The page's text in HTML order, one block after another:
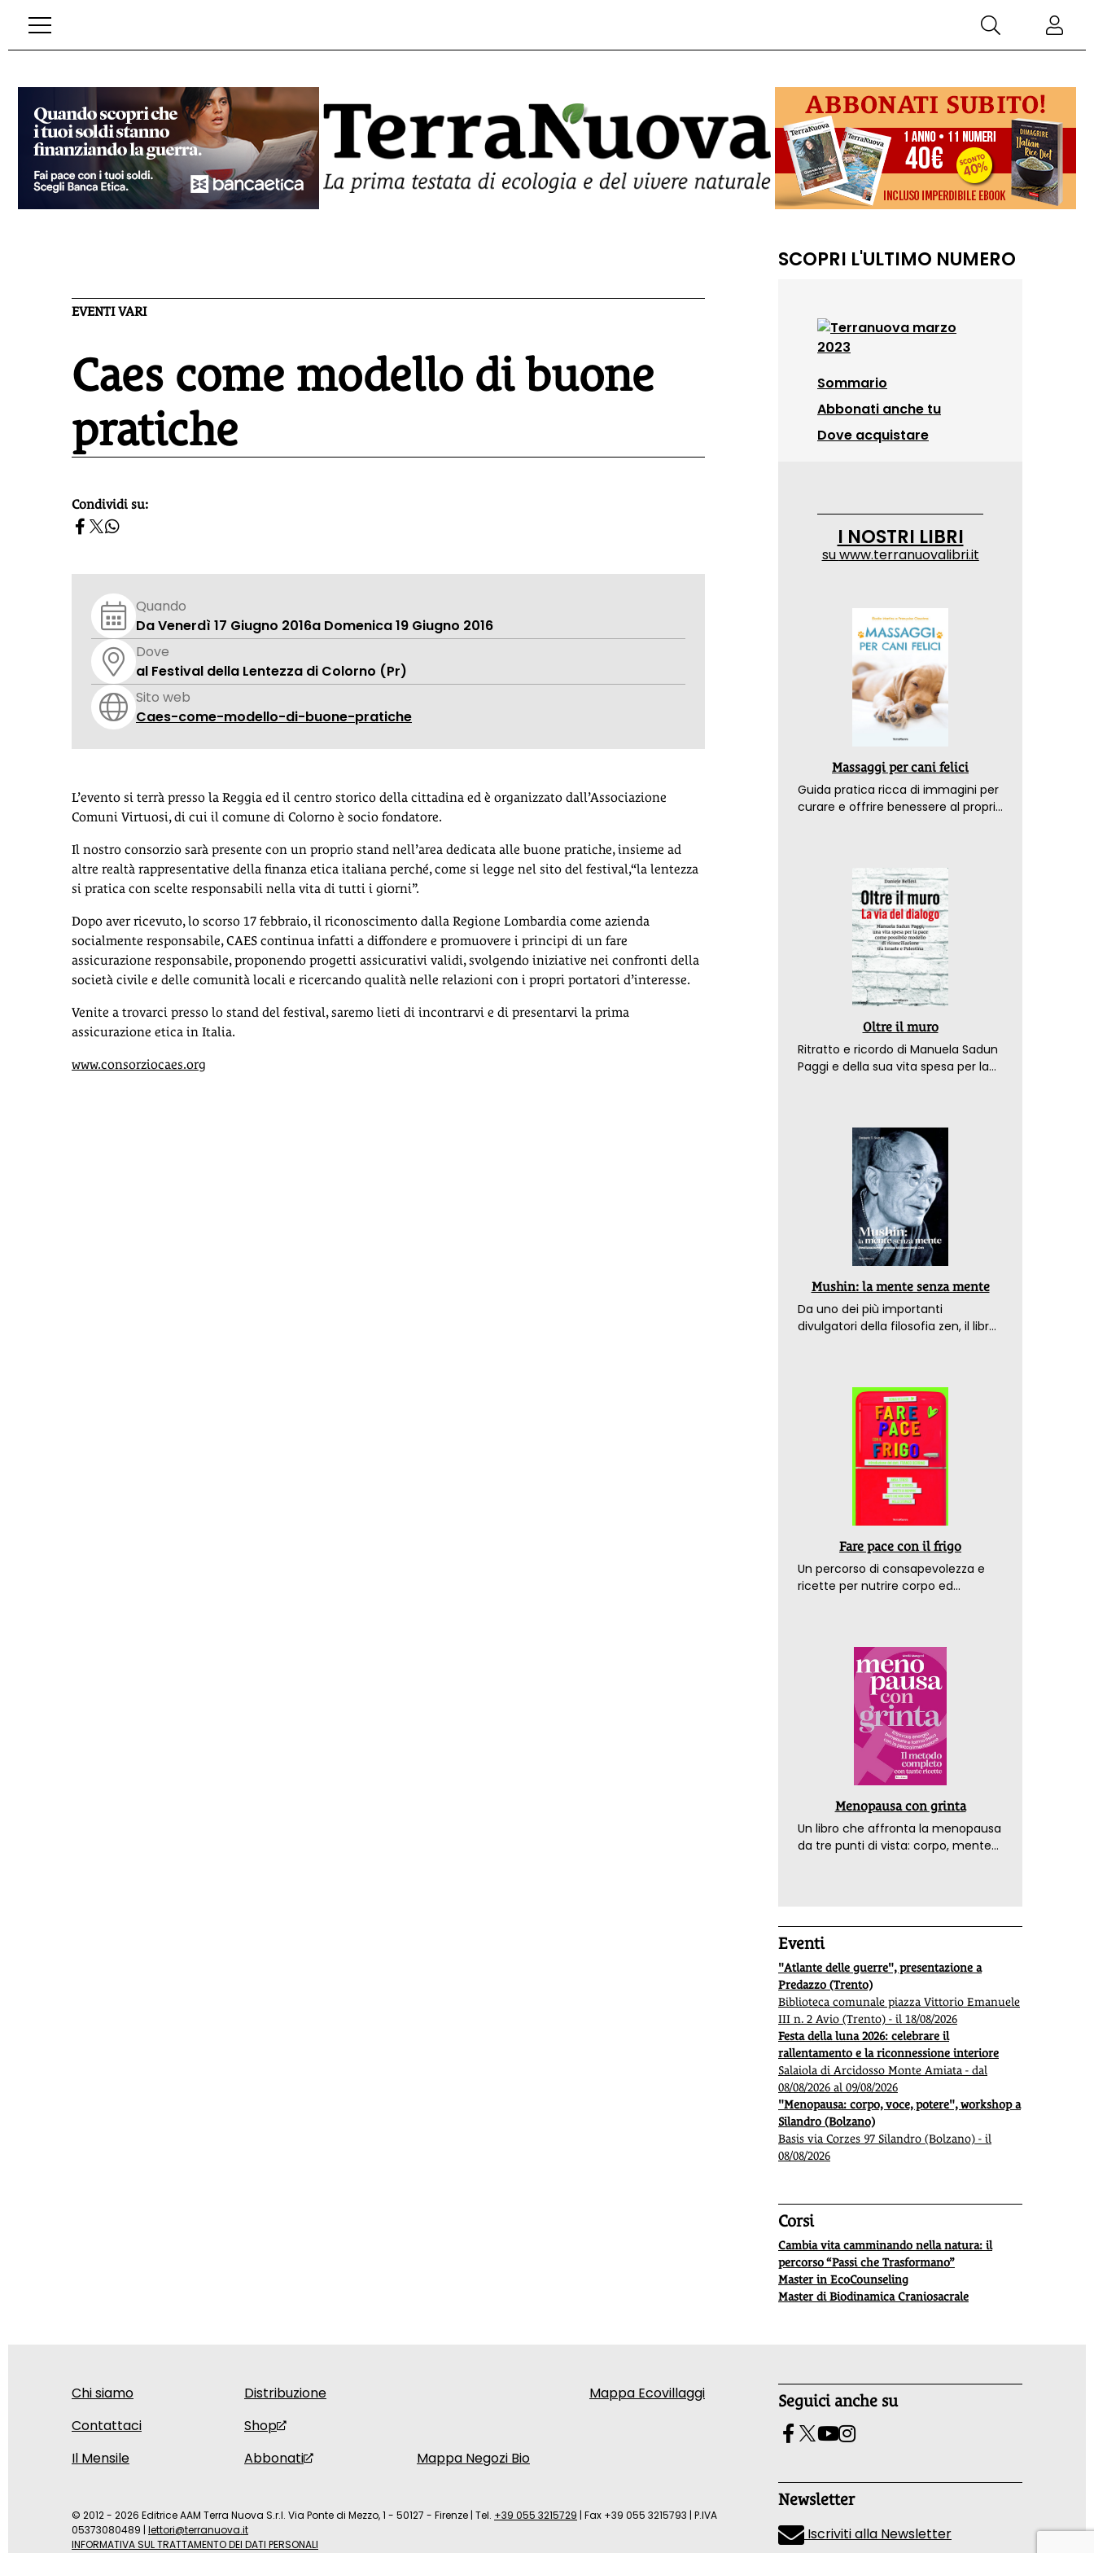
EVENTI VARI
Caes come modello di buone
pratiche
homepage h2
Condividi su:
Quando
Da Venerdì 17 Giugno 2016a Domenica 19 Giugno 2016
Dove
al Festival della Lentezza di Colorno (Pr)
Sito web
Caes-come-modello-di-buone-pratiche
L’evento si terrà presso la Reggia ed il centro storico della cittadina ed è organizzato dall’Associazione
Comuni Virtuosi, di cui il comune di Colorno è socio fondatore.
Il nostro consorzio sarà presente con un proprio stand nell’area dedicata alle buone pratiche, insieme ad
altre realtà rappresentative della finanza etica italiana perché, come si legge nel sito del festival,“la lentezza
si pratica con scelte responsabili nella vita di tutti i giorni”.
Dopo aver ricevuto, lo scorso 17 febbraio, il riconoscimento dalla Regione Lombardia come azienda
socialmente responsabile, CAES continua infatti a diffondere e promuovere i principi di un fare
assicurazione responsabile, proponendo progetti assicurativi validi, svolgendo iniziative nei confronti della
società civile e delle comunità locali e ricercando qualità nelle relazioni con i propri portatori d’interesse.
Venite a trovarci presso lo stand del festival, saremo lieti di incontrarvi e di presentarvi la prima
assicurazione etica in Italia.
www.consorziocaes.org
SCOPRI L'ULTIMO NUMERO
Sommario
Abbonati anche tu
Dove acquistare
I NOSTRI LIBRI
suwww.terranuovalibri.it
Massaggi per cani felici
Guida pratica ricca di immagini per
curare e offrire benessere al proprio
Oltre il muro
Ritratto e ricordo di Manuela Sadun
Paggi e della sua vita spesa per la
Mushin: la mente senza mente
Da uno dei più importanti
divulgatori della filosofia zen, il libro
Fare pace con il frigo
Un percorso di consapevolezza e
ricette per nutrire corpo ed
Menopausa con grinta
Un libro che affronta la menopausa
da tre punti di vista: corpo, mente
Eventi
"Atlante delle guerre", presentazione a
Predazzo (Trento)
Biblioteca comunale piazza Vittorio Emanuele
III n. 2 Avio (Trento) - il 18/08/2026
Festa della luna 2026: celebrare il
rallentamento e la riconnessione interiore
Salaiola di Arcidosso Monte Amiata - dal
08/08/2026 al 09/08/2026
"Menopausa: corpo, voce, potere", workshop a
Silandro (Bolzano)
Basis via Corzes 97 Silandro (Bolzano) - il
08/08/2026
Corsi
Cambia vita camminando nella natura: il
percorso “Passi che Trasformano”
Master in EcoCounseling
Master di Biodinamica Craniosacrale
Chi siamo
Contattaci
Il Mensile
Distribuzione
Shop
Abbonati
Mappa Negozi Bio
Mappa Ecovillaggi Seguici anche su
Newsletter
Iscriviti alla Newsletter
© 2012 - 2026 Editrice AAM Terra Nuova S.r.l. Via Ponte di Mezzo, 1 - 50127 - Firenze | Tel. +39 055 3215729 | Fax +39 055 3215793 | P.IVA
05373080489 | lettori@terranuova.it
INFORMATIVA SUL TRATTAMENTO DEI DATI PERSONALI